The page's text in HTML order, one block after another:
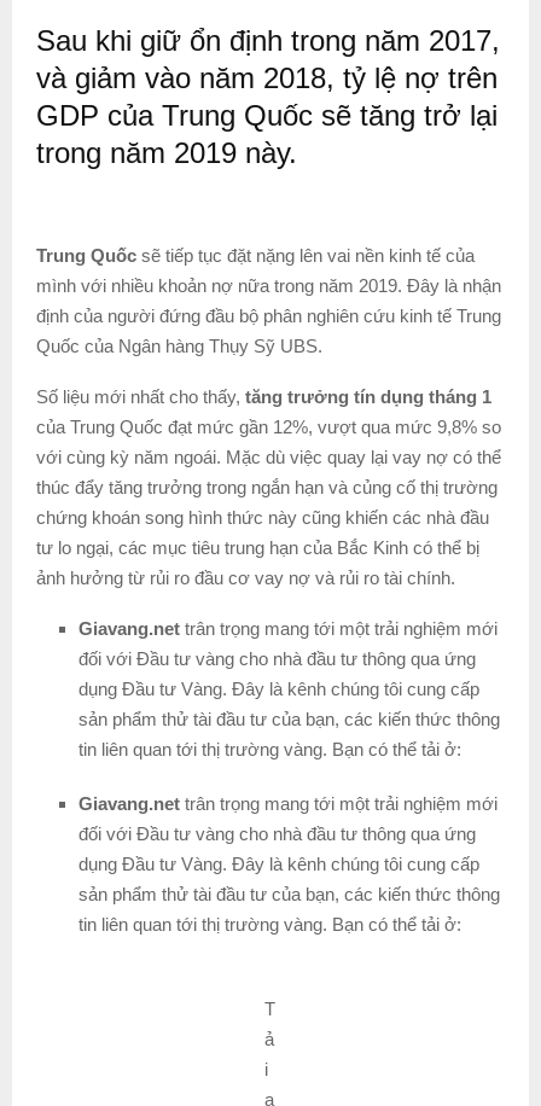
Sau khi giữ ổn định trong năm 2017,
và giảm vào năm 2018, tỷ lệ nợ trên
GDP của Trung Quốc sẽ tăng trở lại
trong năm 2019 này.
Trung Quốc sẽ tiếp tục đặt nặng lên vai nền kinh tế của
mình với nhiều khoản nợ nữa trong năm 2019. Đây là nhận
định của người đứng đầu bộ phân nghiên cứu kinh tế Trung
Quốc của Ngân hàng Thụy Sỹ UBS.
Số liệu mới nhất cho thấy, tăng trưởng tín dụng tháng 1
của Trung Quốc đạt mức gần 12%, vượt qua mức 9,8% so
với cùng kỳ năm ngoái. Mặc dù việc quay lại vay nợ có thể
thúc đẩy tăng trưởng trong ngắn hạn và củng cố thị trường
chứng khoán song hình thức này cũng khiến các nhà đầu
tư lo ngại, các mục tiêu trung hạn của Bắc Kinh có thể bị
ảnh hưởng từ rủi ro đầu cơ vay nợ và rủi ro tài chính.
Giavang.net trân trọng mang tới một trải nghiệm mới
đối với Đầu tư vàng cho nhà đầu tư thông qua ứng
dụng Đầu tư Vàng. Đây là kênh chúng tôi cung cấp
sản phẩm thử tài đầu tư của bạn, các kiến thức thông
tin liên quan tới thị trường vàng. Bạn có thể tải ở:
Giavang.net trân trọng mang tới một trải nghiệm mới
đối với Đầu tư vàng cho nhà đầu tư thông qua ứng
dụng Đầu tư Vàng. Đây là kênh chúng tôi cung cấp
sản phẩm thử tài đầu tư của bạn, các kiến thức thông
tin liên quan tới thị trường vàng. Bạn có thể tải ở:
T
ả
i
a